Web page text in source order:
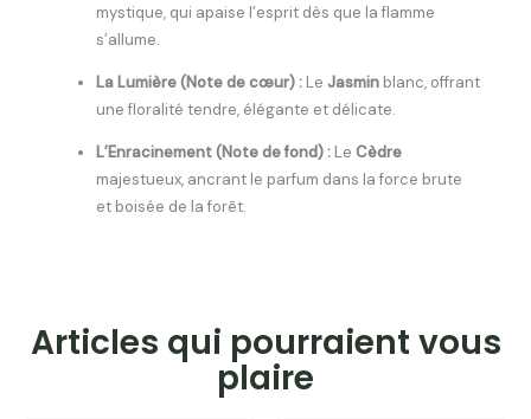
mystique, qui apaise l’esprit dès que la flamme
s’allume.
La Lumière (Note de cœur) : Le Jasmin blanc, offrant
une floralité tendre, élégante et délicate.
L’Enracinement (Note de fond) : LeCèdre
majestueux, ancrant le parfum dans la force brute
et boisée de la forêt.
Articles qui pourraient vous
plaire